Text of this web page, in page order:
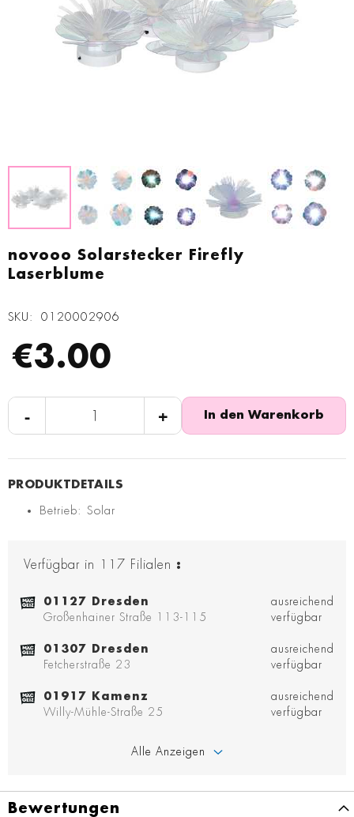
novooo Solarstecker Firefly
Laserblume
SKU 0120002906
€3.00
- + In den Warenkorb
Betrieb: Solar
Verfügbar in 117 Filialen :
01127 Dresden
Großenhainer Straße 113-115
ausreichend
verfügbar
01307 Dresden
Fetcherstraße 23
ausreichend
verfügbar
01917 Kamenz
Willy-Mühle-Straße 25
ausreichend
verfügbar
Alle Anzeigen
Anfang
der
Bewertungen